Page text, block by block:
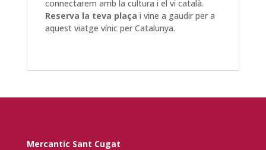
connectarem amb la cultura i el vi català.
Reserva la teva plaça i vine a gaudir per a
aquest viatge vínic per Catalunya.
Mercantic Sant Cugat